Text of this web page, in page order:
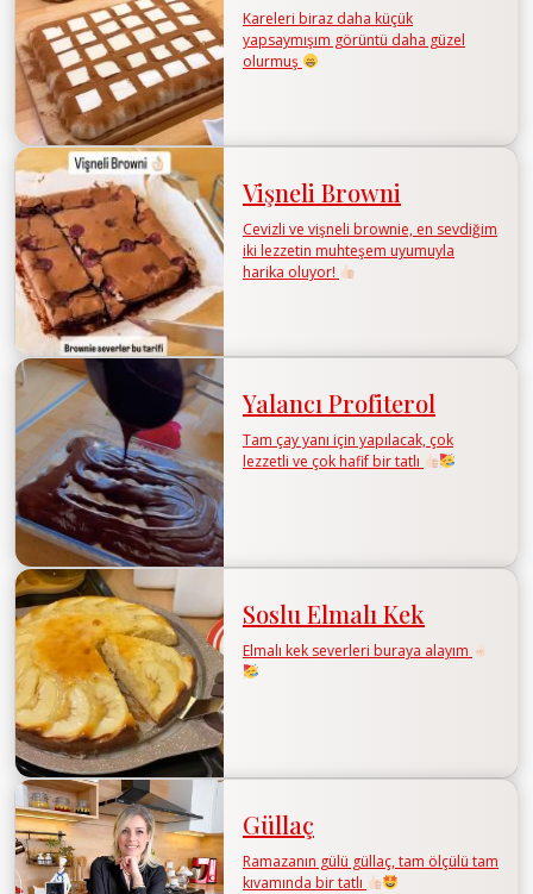
Kareleri biraz daha küçük
yapsaymışım görüntü daha güzel
olurmuş
Vişneli Browni
Cevizli ve vişneli brownie, en sevdiğim
iki lezzetin muhteşem uyumuyla
harika oluyor!
Yalancı Profiterol
Tam çay yanı için yapılacak, çok
lezzetli ve çok hafif bir tatlı
Soslu Elmalı Kek
Elmalı kek severleri buraya alayım
Güllaç
Ramazanın gülü güllaç, tam ölçülü tam
kıvamında bir tatlı